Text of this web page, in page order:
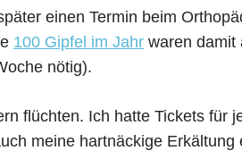
einen Termin beim
100 Gipfel im Jahr waren damit
nötig).
flüchten. Ich hatte Tickets für
meine hartnäckige